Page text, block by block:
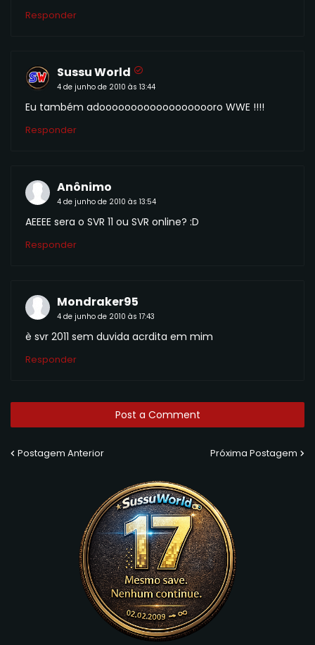
Responder
Sussu World
4 de junho de 2010 às 13:44
Eu também adooooooooooooooooooro WWE !!!!
Responder
Anônimo
4 de junho de 2010 às 13:54
AEEEE sera o SVR 11 ou SVR online? :D
Responder
Mondraker95
4 de junho de 2010 às 17:43
è svr 2011 sem duvida acrdita em mim
Responder
Post a Comment
Postagem Anterior Próxima Postagem